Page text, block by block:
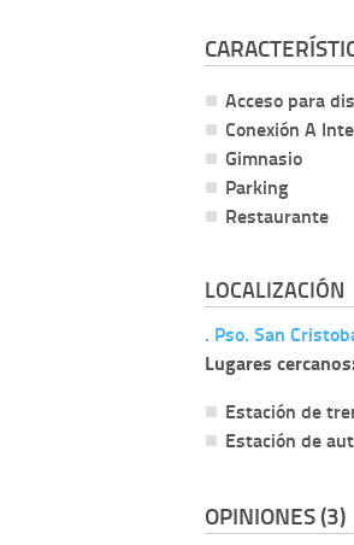
Acceso para
Conexión A
Gimnasio
Parking
Restaurante
LOCALIZACIÓN
. Pso. San
Lugares
Estación de
Estación de
OPINIONES (3)